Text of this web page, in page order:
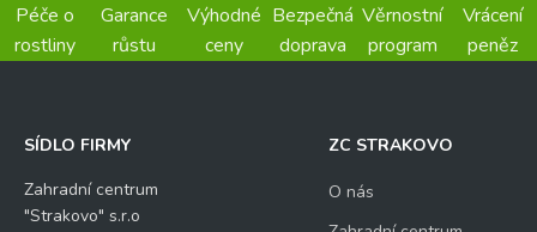
Péče o
rostliny
Garance
růstu
Výhodné
ceny
Bezpečná
doprava
Věrnostní
program
Vrácení
peněz
SÍDLO FIRMY
Zahradní centrum
"Strakovo" s.r.o
ZC STRAKOVO
O nás